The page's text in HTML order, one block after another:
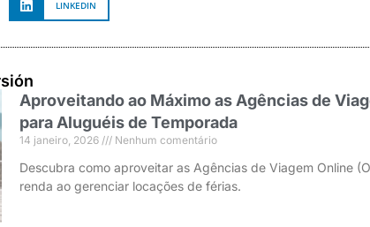
LINKEDIN
Aproveitando ao Máximo as Agências de
para Aluguéis de Temporada
14 janeiro, 2026 Nenhum comentário
Descubra como aproveitar as Agências de Viagem Online
renda ao gerenciar locações de férias.